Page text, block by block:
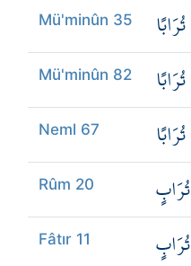
Mü'minûn 35 تُرَابًا
Mü'minûn 82 تُرَابًا
Neml 67 تُرَابًا
Rûm 20 تُرَابٍ
Fâtır 11 تُرَابٍ